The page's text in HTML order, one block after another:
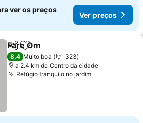
ver os preços
Ver preços
PartilharAdicionar aos favoritos
Fare Om
8,4 Muito boa
323
a 2.4 km de Centro da cidade
Refúgio tranquilo no jardim